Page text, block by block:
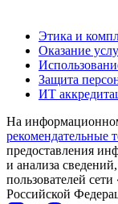
Этика и
Оказание
Защита
ИТ
На
рекомендательные
предоставления
и анализа
пользователей
Российской